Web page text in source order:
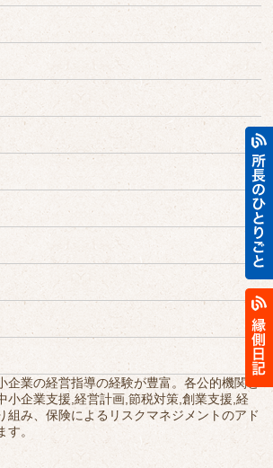
企業の経営指導の経験が豊富。各公的機関と
小企業支援,経営計画,節税対策,創業支援,経
組み、保険によるリスクマネジメントのアド
。